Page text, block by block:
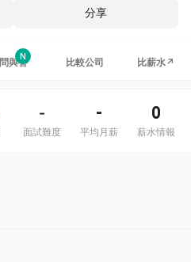
分享
問與答
N
比較公司 比薪水↗
-
面試難度
-
平均月薪
0
薪水情報